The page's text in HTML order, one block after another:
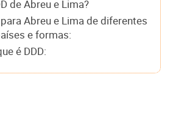
de Abreu e Lima?
Abreu e Lima de diferentes
e formas:
é DDD: